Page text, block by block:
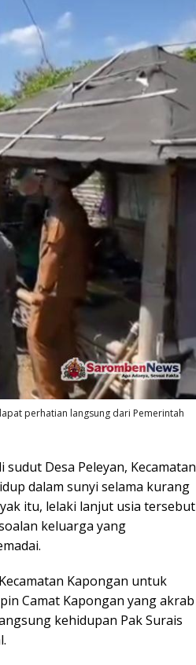
perhatian langsung dari Pemerintah
Desa Peleyan, Kecamatan
dalam sunyi selama kurang
itu, lelaki lanjut usia tersebut
keluarga yang
Kapongan untuk
Camat Kapongan yang akrab
kehidupan Pak Surais